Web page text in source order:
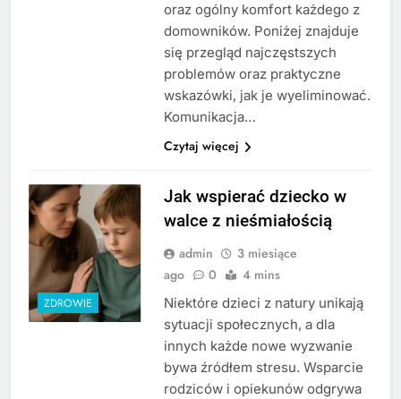
oraz ogólny komfort każdego z
domowników. Poniżej znajduje
się przegląd najczęstszych
problemów oraz praktyczne
wskazówki, jak je wyeliminować.
Komunikacja…
Czytaj więcej
ZDROWIE
Jak wspierać dziecko w
walce z nieśmiałością
admin
3 miesiące
ago
0 4 mins
Niektóre dzieci z natury unikają
sytuacji społecznych, a dla
innych każde nowe wyzwanie
bywa źródłem stresu. Wsparcie
rodziców i opiekunów odgrywa